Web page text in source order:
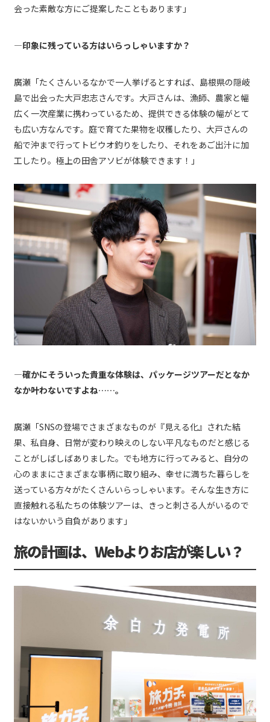
会った素敵な方にご提案したこともあります」
―印象に残っている方はいらっしゃいますか？
廣瀬「たくさんいるなかで一人挙げるとすれば、島根県の隠岐
島で出会った大戸忠志さんです。大戸さんは、漁師、農家と幅
広く一次産業に携わっているため、提供できる体験の幅がとて
も広い方なんです。庭で育てた果物を収穫したり、大戸さんの
船で沖まで行ってトビウオ釣りをしたり、それをあご出汁に加
工したり。極上の田舎アソビが体験できます！」
―確かにそういった貴重な体験は、パッケージツアーだとなか
なか叶わないですよね……。
廣瀬「SNSの登場でさまざまなものが『見える化』された結
果、私自身、日常が変わり映えのしない平凡なものだと感じる
ことがしばしばありました。でも地方に行ってみると、自分の
心のままにさまざまな事柄に取り組み、幸せに満ちた暮らしを
送っている方々がたくさんいらっしゃいます。そんな生き方に
直接触れる私たちの体験ツアーは、きっと刺さる人がいるので
はないかいう自負があります」
旅の計画は、Webよりお店が楽しい？